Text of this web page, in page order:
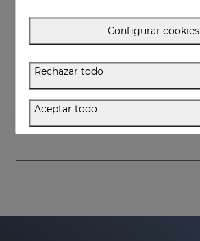
VITISES LIGHT
Lámpara de fototerapia de banda estrecha y de uso domiciliario
750.00 €
Configurar cookies
Rechazar todo
Aceptar todo